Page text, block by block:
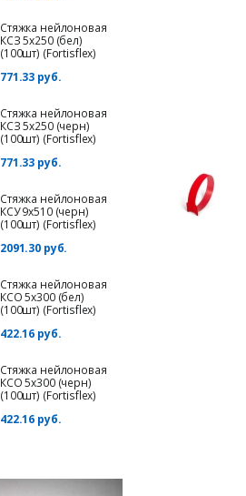
Стяжка нейлоновая
КСЗ 5х250 (бел)
(100шт) (Fortisflex)
771.33 руб.
Стяжка нейлоновая
КСЗ 5х250 (черн)
(100шт) (Fortisflex)
771.33 руб.
Стяжка нейлоновая
КСУ 9х510 (черн)
(100шт) (Fortisflex)
2091.30 руб.
Стяжка нейлоновая
КСО 5х300 (бел)
(100шт) (Fortisflex)
422.16 руб.
Стяжка нейлоновая
КСО 5х300 (черн)
(100шт) (Fortisflex)
422.16 руб.